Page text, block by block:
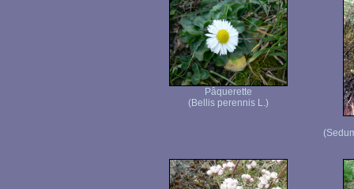
Pâquerette
(Bellis perennis L.)